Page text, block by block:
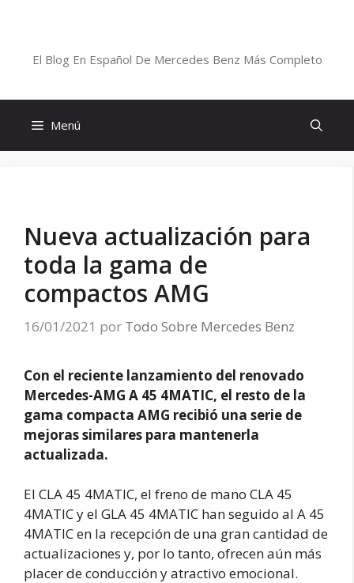
El Blog En Español De Mercedes Benz Más Completo
Menú
Nueva actualización para
toda la gama de
compactos AMG
16/01/2021 por Todo Sobre Mercedes Benz
Con el reciente lanzamiento del renovado
Mercedes-AMG A 45 4MATIC, el resto de la
gama compacta AMG recibió una serie de
mejoras similares para mantenerla
actualizada.
El CLA 45 4MATIC, el freno de mano CLA 45
4MATIC y el GLA 45 4MATIC han seguido al A 45
4MATIC en la recepción de una gran cantidad de
actualizaciones y, por lo tanto, ofrecen aún más
placer de conducción y atractivo emocional.